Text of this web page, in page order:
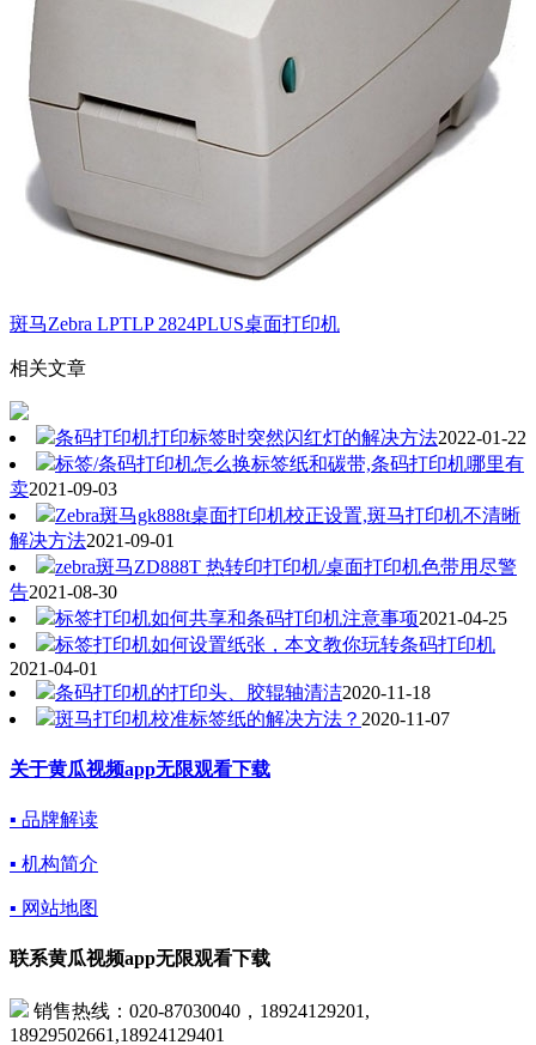
斑马Zebra LPTLP 2824PLUS桌面打印机
相关文章
条码打印机打印标签时突然闪红灯的解决方法2022-01-22
标签/条码打印机怎么换标签纸和碳带,条码打印机哪里有
卖2021-09-03
Zebra斑马gk888t桌面打印机校正设置,斑马打印机不清晰
解决方法2021-09-01
zebra斑马ZD888T 热转印打印机/桌面打印机色带用尽警
告2021-08-30
标签打印机如何共享和条码打印机注意事项2021-04-25
标签打印机如何设置纸张，本文教你玩转条码打印机
2021-04-01
条码打印机的打印头、胶辊轴清洁2020-11-18
斑马打印机校准标签纸的解决方法？ 2020-11-07
关于黄瓜视频app无限观看下载
▪ 品牌解读
▪ 机构简介
▪ 网站地图
联系黄瓜视频app无限观看下载
销售热线：020-87030040，18924129201,
18929502661,18924129401